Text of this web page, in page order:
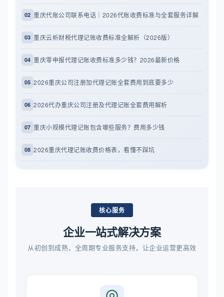
02 重庆代账公司联系电话｜2026代账收费标准与全套服务详解
03 重庆云析财税代理记账收费标准全解析（2026版）
04 重庆零申报代理记账收费标准多少钱？2026最新价格
05 2026重庆公司注册加代理记账全套费用到底要多少
06 2026代办重庆公司注册及代理记账全套费用解析
07 重庆小规模代理记账包含哪些服务？费用多少钱
08 2026重庆代理记账收费价格表，看懂不踩坑
核心服务
企业一站式解决方案
从初创到成熟，全周期专业服务支持，让企业运营更高效